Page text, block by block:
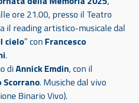
ore 21.00, presso il Teatro
il reading artistico-musicale dal
cielo” conFrancesco
.
diAnnick Emdin, con il
Scorrano. Musiche dal vivo
Binario Vivo).